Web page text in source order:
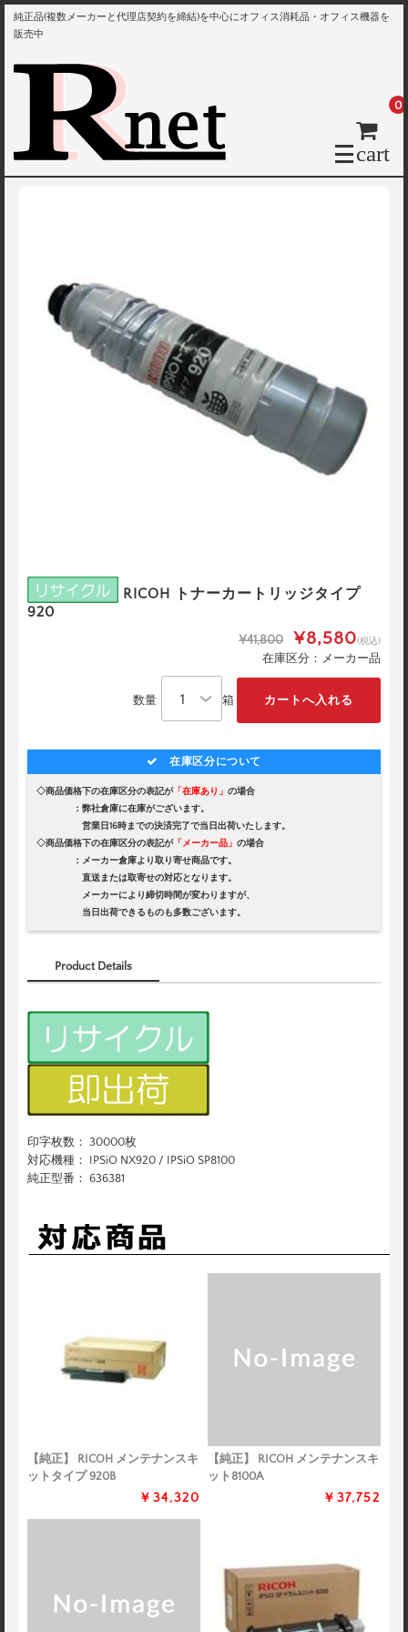
純正品(複数メーカーと代理店契約を締結)を中心にオフィス消耗品・オフィス機器を
販売中
cart
0
RICOH トナーカートリッジタイプ
920
¥41,800 ¥8,580(税込)
在庫区分：メーカー品
数量 箱
在庫区分について
◇商品価格下の在庫区分の表記が「在庫あり」 の場合
：弊社倉庫に在庫がございます。
営業日16時までの決済完了で当日出荷いたします。
◇商品価格下の在庫区分の表記が「メーカー品」 の場合
：メーカー倉庫より取り寄せ商品です。
直送または取寄せの対応となります。
メーカーにより締切時間が変わりますが、
当日出荷できるものも多数ございます。
Product Details
印字枚数： 30000枚
対応機種： IPSiO NX920 / IPSiO SP8100
純正型番： 636381
【純正】 RICOH メンテナンスキ
ットタイプ 920B
￥34,320
【純正】 RICOH メンテナンスキ
ット8100A
￥37,752